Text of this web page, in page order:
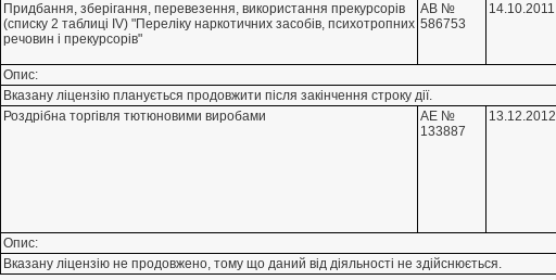
Придбання, зберiгання, перевезення, використання прекурсорiв
(списку 2 таблицi IV) "Перелiку наркотичних засобiв, психотропних
речовин i прекурсорiв"
АВ №
586753
14.10.2011
Опис:
Вказану лiцензiю планується продовжити пiсля закiнчення строку дiї.
Роздрiбна торгiвля тютюновими виробами
АЕ №
133887
13.12.2012
Опис:
Вказану лiцензiю не продовжено, тому що даний вiд дiяльностi не здiйснюється.